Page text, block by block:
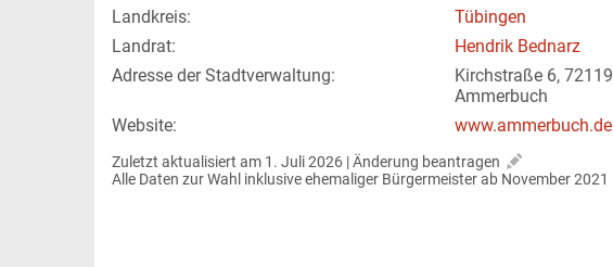
Landkreis:
Tübingen
Landrat:
Hendrik Bednarz
Adresse der Stadtverwaltung:
Kirchstraße 6, 72119
Ammerbuch
Website:
www.ammerbuch.de
Zuletzt aktualisiert am 1. Juli 2026 | Änderung beantragen
Alle Daten zur Wahl inklusive ehemaliger Bürgermeister ab November 2021